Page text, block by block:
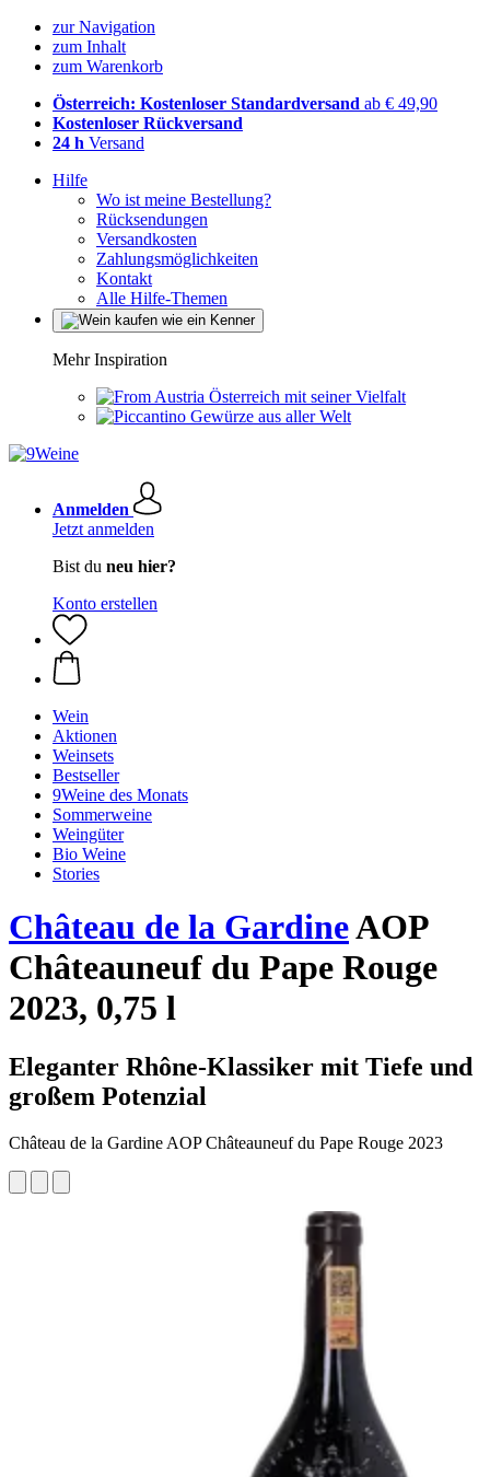
zur Navigation
zum Inhalt
zum Warenkorb
Österreich: Kostenloser Standardversand ab € 49,90
Kostenloser Rückversand
24 h Versand
Hilfe
Wo ist meine Bestellung?
Rücksendungen
Versandkosten
Zahlungsmöglichkeiten
Kontakt
Alle Hilfe-Themen
Mehr Inspiration
Österreich mit seiner Vielfalt
Gewürze aus aller Welt
Anmelden
Jetzt anmelden
Bist du neu hier?
Konto erstellen
Wein
Aktionen
Weinsets
Bestseller
9Weine des Monats
Sommerweine
Weingüter
Bio Weine
Stories
Château de la GardineAOP
Châteauneuf du Pape Rouge
2023, 0,75 l
Eleganter Rhône-Klassiker mit Tiefe und
großem Potenzial
Château de la Gardine AOP Châteauneuf du Pape Rouge 2023